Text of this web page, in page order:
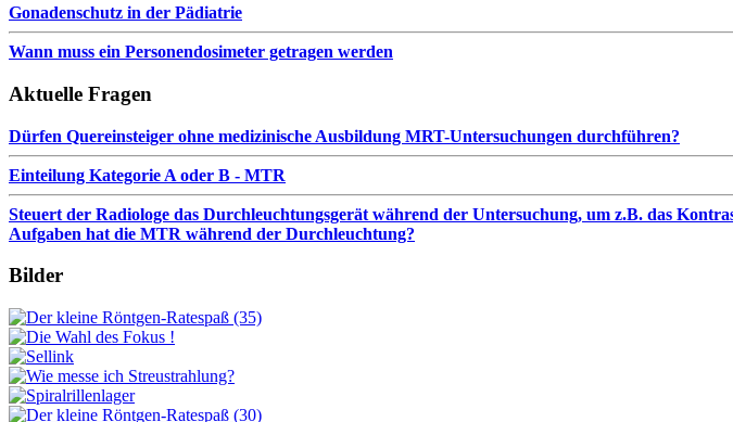
Gonadenschutz in der Pädiatrie
Wann muss ein Personendosimeter getragen werden
Aktuelle Fragen
Dürfen Quereinsteiger ohne medizinische Ausbildung MRT-Untersuchungen durchführen?
Einteilung Kategorie A oder B - MTR
Steuert der Radiologe das Durchleuchtungsgerät während der Untersuchung, um z.B. das
Aufgaben hat die MTR während der Durchleuchtung?
Bilder